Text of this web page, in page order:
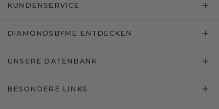
KUNDENSERVICE
DIAMONDSBYME ENTDECKEN
UNSERE DATENBANK
BESONDERE LINKS